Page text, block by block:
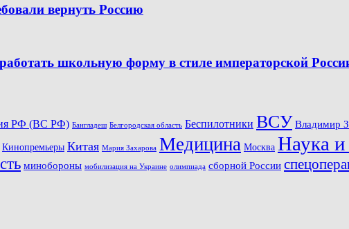
вернуть Россию
школьную форму в стиле императорской
РФ (ВС РФ) Бангладеш Белгородская область Беспилотники ВСУ Владимир
Кинопремьеры Китая Мария Захарова Медицина Москва Наука и
минобороны мобилизация на Украине олимпиада сборной России